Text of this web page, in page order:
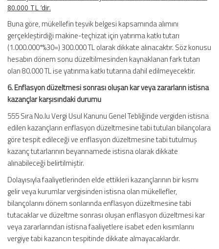
80.000 TL ’dir.
Buna göre, mükellefin teşvik belgesi kapsamında alımını
gerçekleştirdiği makine-teçhizat için yatırıma katkı tutarı
(1.000.000*%30=) 300.000 TL olarak dikkate alınacaktır. Söz konusu
hesabın dönem sonu düzeltilmesinden kaynaklanan fark tutarı
olan 80.000 TL ise yatırıma katkı tutarına dahil edilmeyecektir.
6. Enflasyon düzeltmesi sonrası oluşan kar veya zararların istisna
kazançlar karşısındaki durumu
555 Sıra No.lu Vergi Usul Kanunu Genel Tebliğinde vergiden istisna
edilen kazançların enflasyon düzeltmesine tabi tutulan bilançolara
göre tespit edileceği ve enflasyon düzeltmesine tabi tutulmuş
kazanç tutarlarının beyannamede istisna olarak dikkate
alınabileceği belirtilmiştir.
Dolayısıyla faaliyetlerinden elde ettikleri kazançlarının bir kısmı
gelir veya kurumlar vergisinden istisna olan mükellefler,
bilançolarını dönem sonlarında enflasyon düzeltmesine tabi
tutacaklar ve düzeltme sonrası oluşan enflasyon düzeltmesi kar
veya zararlarından istisna faaliyetlere isabet eden kısımlarını
vergiye tabi kazancın tespitinde dikkate almayacaklardır.